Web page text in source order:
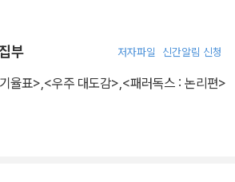
리 이야기
부 저자파일 신간알림 신청
율표>,<우주 대도감>,<패러독스 : 논리편>